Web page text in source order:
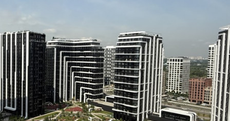
машино-мест), продуктового магазина, кафе, кондитерской,
салона красоты, отделения банка. Расположен...
335 (+2)
Навигация
Характеристики
О помещении
Где находится
Контакты
Другие объявления